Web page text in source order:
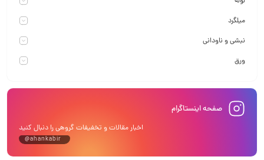
میلگرد
نبشی و ناودانی
ورق
صفحه اینستاگرام
اخبار مقالات و تخفیفات گروهی را دنبال کنید
@ahankabir